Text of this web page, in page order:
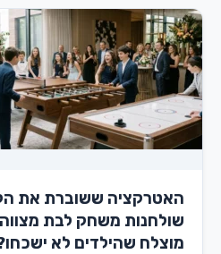
האטרקציה ששוברת את
שולחנות משחק לבת
מוצלח שהילדים לא